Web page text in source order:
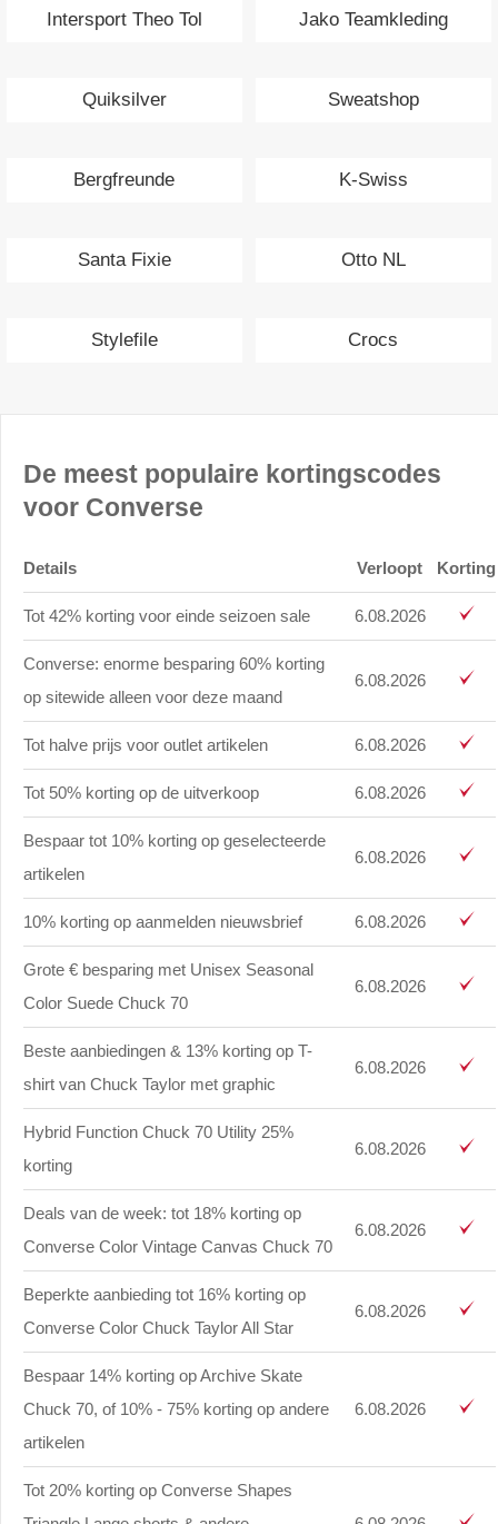
Intersport Theo Tol Jako Teamkleding
Quiksilver Sweatshop
Bergfreunde K-Swiss
Santa Fixie Otto NL
Stylefile Crocs
De meest populaire kortingscodes
voor Converse
Details Verloopt Korting
Tot 42% korting voor einde seizoen sale 6.08.2026
Converse: enorme besparing 60% korting
op sitewide alleen voor deze maand
6.08.2026
Tot halve prijs voor outlet artikelen 6.08.2026
Tot 50% korting op de uitverkoop 6.08.2026
Bespaar tot 10% korting op geselecteerde
artikelen
6.08.2026
10% korting op aanmelden nieuwsbrief 6.08.2026
Grote € besparing met Unisex Seasonal
Color Suede Chuck 70
6.08.2026
Beste aanbiedingen & 13% korting op T-
shirt van Chuck Taylor met graphic
6.08.2026
Hybrid Function Chuck 70 Utility 25%
korting
6.08.2026
Deals van de week: tot 18% korting op
Converse Color Vintage Canvas Chuck 70
6.08.2026
Beperkte aanbieding tot 16% korting op
Converse Color Chuck Taylor All Star
6.08.2026
Bespaar 14% korting op Archive Skate
Chuck 70, of 10% - 75% korting op andere
artikelen
6.08.2026
Tot 20% korting op Converse Shapes